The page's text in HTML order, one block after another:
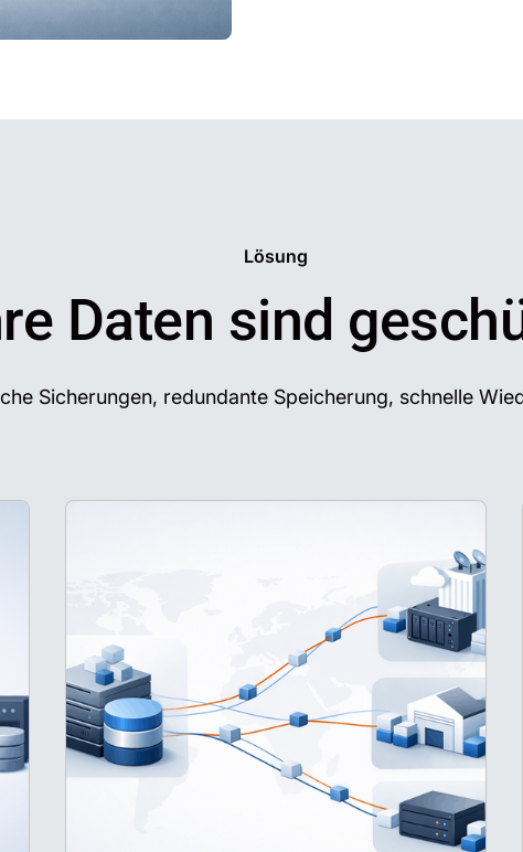
Lösung
Daten sind
Sicherungen, redundante Speicherung, schnelle